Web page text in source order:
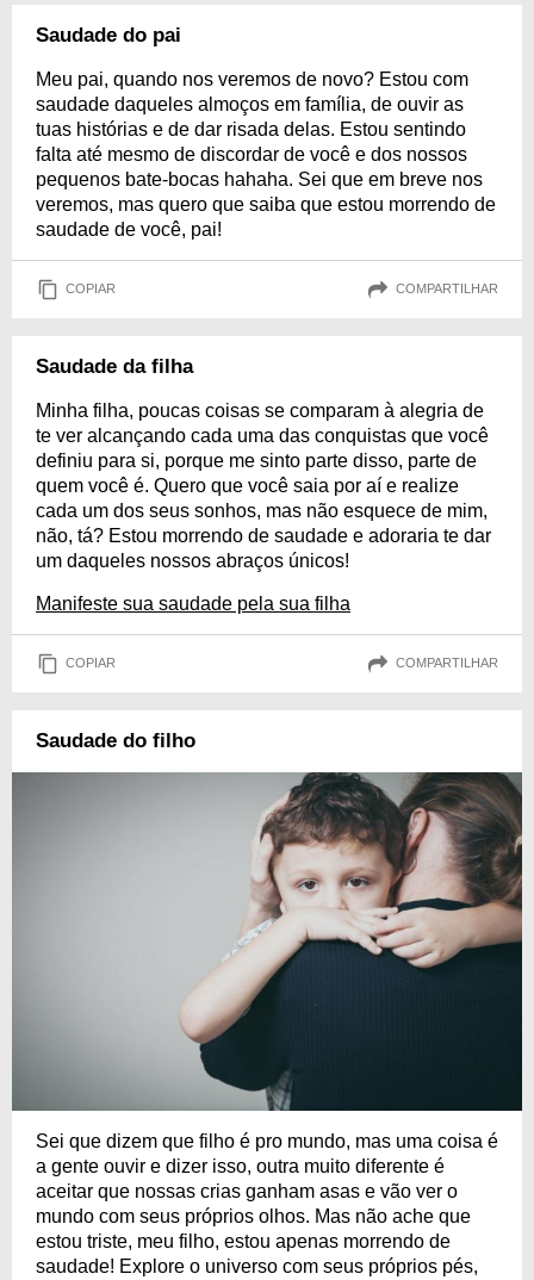
Saudade do pai
Meu pai, quando nos veremos de novo? Estou com
saudade daqueles almoços em família, de ouvir as
tuas histórias e de dar risada delas. Estou sentindo
falta até mesmo de discordar de você e dos nossos
pequenos bate-bocas hahaha. Sei que em breve nos
veremos, mas quero que saiba que estou morrendo de
saudade de você, pai!
COPIAR COMPARTILHAR
Saudade da filha
Minha filha, poucas coisas se comparam à alegria de
te ver alcançando cada uma das conquistas que você
definiu para si, porque me sinto parte disso, parte de
quem você é. Quero que você saia por aí e realize
cada um dos seus sonhos, mas não esquece de mim,
não, tá? Estou morrendo de saudade e adoraria te dar
um daqueles nossos abraços únicos!
Manifeste sua saudade pela sua filha
COPIAR COMPARTILHAR
Saudade do filho
Sei que dizem que filho é pro mundo, mas uma coisa é
a gente ouvir e dizer isso, outra muito diferente é
aceitar que nossas crias ganham asas e vão ver o
mundo com seus próprios olhos. Mas não ache que
estou triste, meu filho, estou apenas morrendo de
saudade! Explore o universo com seus próprios pés,